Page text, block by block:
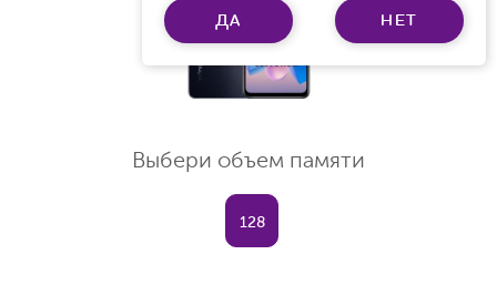
ДА НЕТ
Выбери объем памяти
128